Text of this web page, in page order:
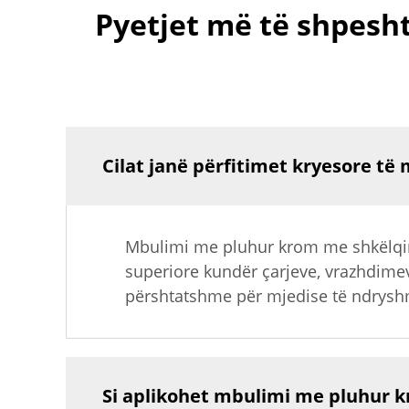
Pyetjet më të
Cilat janë përfitimet kryesore të
Mbulimi me pluhur krom me
superiore kundër çarjeve,
përshtatshme për mjedise të
Si aplikohet mbulimi me pluhur